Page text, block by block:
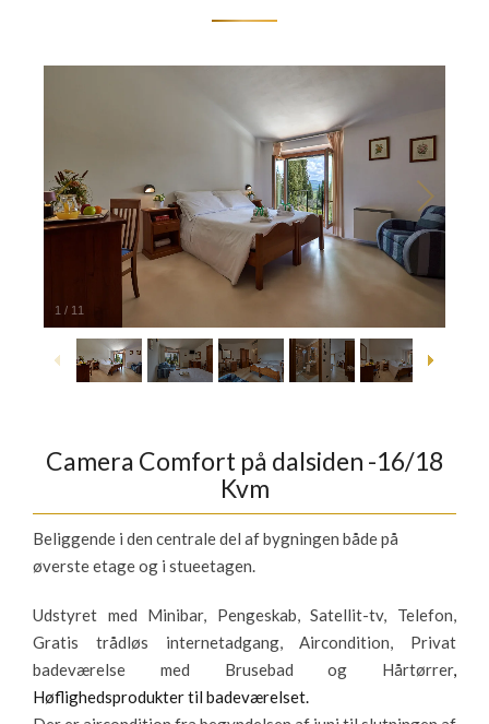
1 / 11
Camera Comfort på dalsiden -16/18
Kvm
Beliggende i den centrale del af bygningen både på
øverste etage og i stueetagen.
Udstyret med Minibar, Pengeskab, Satellit-tv, Telefon,
Gratis trådløs internetadgang, Aircondition, Privat
badeværelse med Brusebad og Hårtørrer,
Høflighedsprodukter til badeværelset.